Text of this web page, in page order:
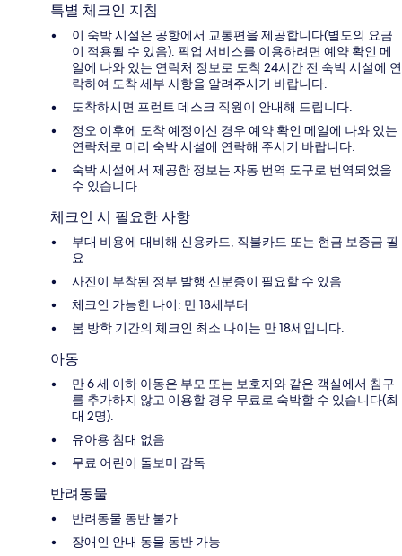
특별 체크인 지침
이 숙박 시설은 공항에서 교통편을 제공합니다(별도의 요금
이 적용될 수 있음). 픽업 서비스를 이용하려면 예약 확인 메
일에 나와 있는 연락처 정보로 도착 24시간 전 숙박 시설에 연
락하여 도착 세부 사항을 알려주시기 바랍니다.
도착하시면 프런트 데스크 직원이 안내해 드립니다.
정오 이후에 도착 예정이신 경우 예약 확인 메일에 나와 있는
연락처로 미리 숙박 시설에 연락해 주시기 바랍니다.
숙박 시설에서 제공한 정보는 자동 번역 도구로 번역되었을
수 있습니다.
체크인 시 필요한 사항
부대 비용에 대비해 신용카드, 직불카드 또는 현금 보증금 필
요
사진이 부착된 정부 발행 신분증이 필요할 수 있음
체크인 가능한 나이: 만 18세부터
봄 방학 기간의 체크인 최소 나이는 만 18세입니다.
아동
만 6 세 이하 아동은 부모 또는 보호자와 같은 객실에서 침구
를 추가하지 않고 이용할 경우 무료로 숙박할 수 있습니다(최
대 2명).
유아용 침대 없음
무료 어린이 돌보미 감독
반려동물
반려동물 동반 불가
장애인 안내 동물 동반 가능